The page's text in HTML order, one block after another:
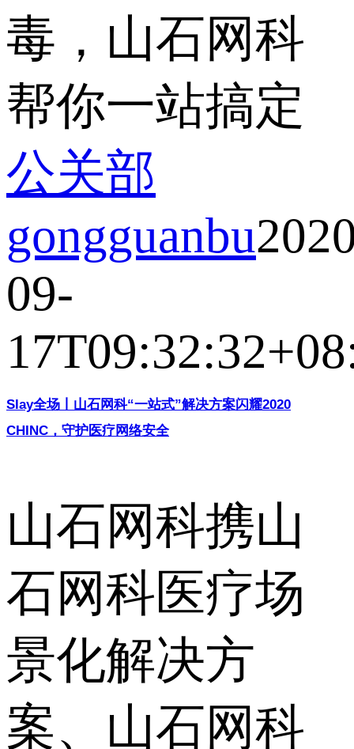
毒，山石网科
帮你一站搞定
公关部
gongguanbu
09-
Slay全场丨山石网科“一站式”解决方案闪耀2020
CHINC，守护医疗网络安全
山石网科携山
石网科医疗场
景化解决方
案、山石网科